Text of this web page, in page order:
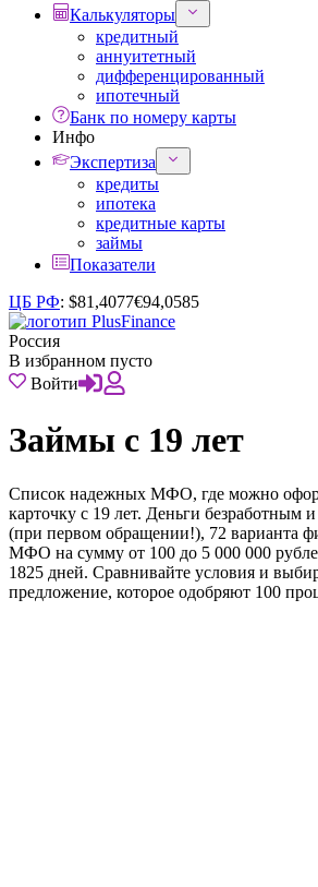
Калькуляторы
кредитный
аннуитетный
дифференцированный
ипотечный
Банк по номеру карты
Инфо
Экспертиза
кредиты
ипотека
кредитные карты
займы
Показатели
ЦБ РФ: $81,4077€94,0585
Россия
В избранном пусто
Войти
Займы с 19 лет
Список надежных МФО, где можно
карточку с 19 лет. Деньги безработным и
(при первом обращении!), 72 варианта
МФО на сумму от 100 до 5 000 000
1825 дней. Сравнивайте условия и
предложение, которое одобряют 100